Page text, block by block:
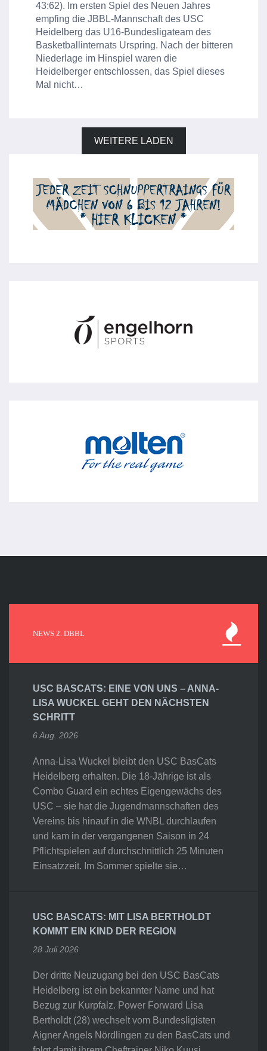
43:62). Im ersten Spiel des Neuen Jahres
empfing die JBBL-Mannschaft des USC
Heidelberg das U16-Bundesligateam des
Basketballinternats Urspring. Nach der bitteren
Niederlage im Hinspiel waren die
Heidelberger entschlossen, das Spiel dieses
Mal nicht…
WEITERE LADEN
NEWS 2. DBBL
USC BASCATS: EINE VON UNS – ANNA-
LISA WUCKEL GEHT DEN NÄCHSTEN
SCHRITT
6 Aug. 2026
Anna-Lisa Wuckel bleibt den USC BasCats
Heidelberg erhalten. Die 18-Jährige ist als
Combo Guard ein echtes Eigengewächs des
USC – sie hat die Jugendmannschaften des
Vereins bis hinauf in die WNBL durchlaufen
und kam in der vergangenen Saison in 24
Pflichtspielen auf durchschnittlich 25 Minuten
Einsatzzeit. Im Sommer spielte sie…
USC BASCATS: MIT LISA BERTHOLDT
KOMMT EIN KIND DER REGION
28 Juli 2026
Der dritte Neuzugang bei den USC BasCats
Heidelberg ist ein bekannter Name und hat
Bezug zur Kurpfalz. Power Forward Lisa
Bertholdt (28) wechselt vom Bundesligisten
Aigner Angels Nördlingen zu den BasCats und